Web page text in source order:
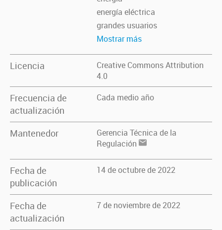
energía eléctrica
grandes usuarios
Mostrar más
Licencia
Creative Commons Attribution
4.0
Frecuencia de
actualización
Cada medio año
Mantenedor
Gerencia Técnica de la
Regulación
Fecha de
publicación
14 de octubre de 2022
Fecha de
actualización
7 de noviembre de 2022